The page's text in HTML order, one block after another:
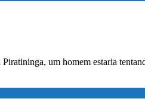
um homem estaria